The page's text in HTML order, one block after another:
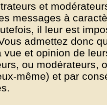
et
messages à
il leur est
admettez donc
vue et opinion de
ou modérateurs,
même) et par